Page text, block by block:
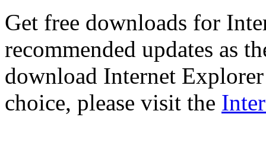
Get free downloads for
recommended updates as
download Internet
choice, please visit the